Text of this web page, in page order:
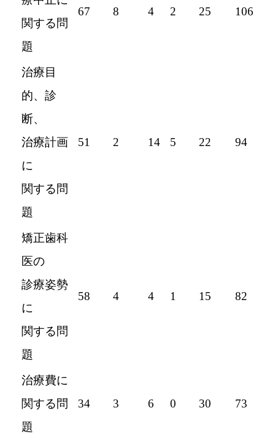
関する問
題
67 8 4 2 25 106
治療目
的、診
断、
治療計画
に
関する問
題
51 2 14 5 22 94
矯正歯科
医の
診療姿勢
に
関する問
題
58 4 4 1 15 82
治療費に
関する問
題
34 3 6 0 30 73